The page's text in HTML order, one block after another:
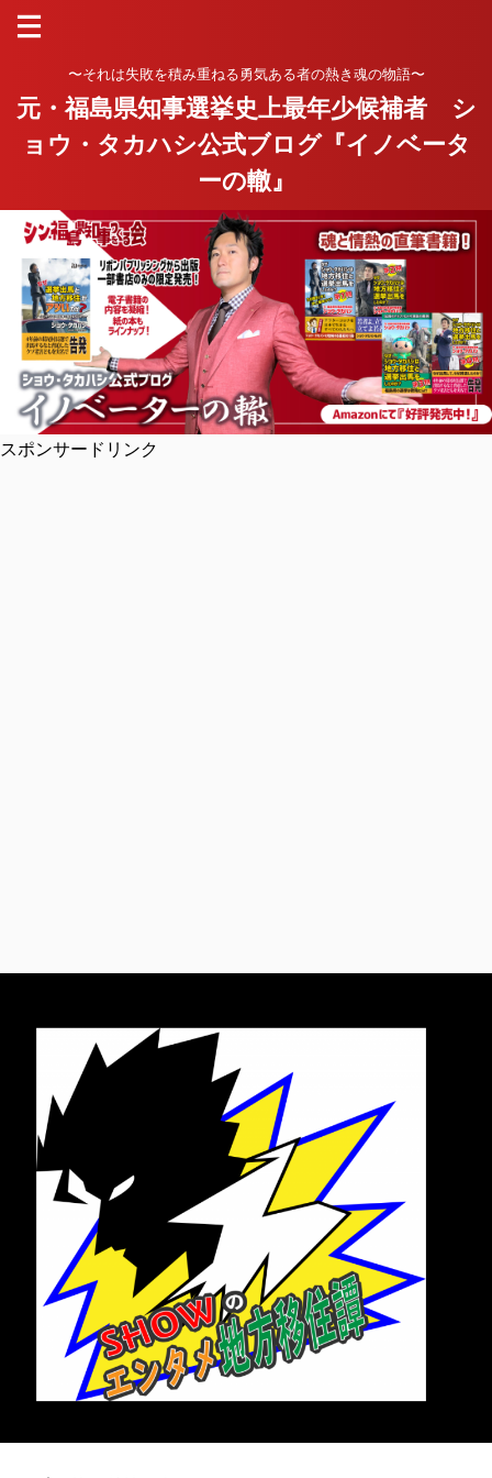
〜それは失敗を積み重ねる勇気ある者の熱き魂の物語〜
元・福島県知事選挙史上最年少候補者 シ
ョウ・タカハシ公式ブログ『イノベータ
ーの轍』
スポンサードリンク